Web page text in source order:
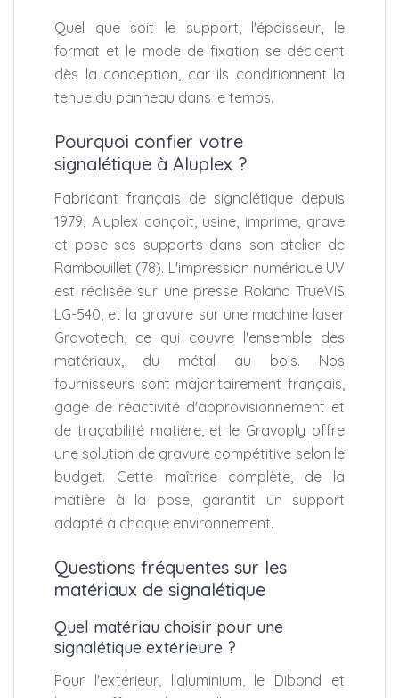
Quel que soit le support, l'épaisseur, le
format et le mode de fixation se décident
dès la conception, car ils conditionnent la
tenue du panneau dans le temps.
Pourquoi confier votre
signalétique à Aluplex ?
Fabricant français de signalétique depuis
1979, Aluplex conçoit, usine, imprime, grave
et pose ses supports dans son atelier de
Rambouillet (78). L'impression numérique UV
est réalisée sur une presse Roland TrueVIS
LG-540, et la gravure sur une machine laser
Gravotech, ce qui couvre l'ensemble des
matériaux, du métal au bois. Nos
fournisseurs sont majoritairement français,
gage de réactivité d'approvisionnement et
de traçabilité matière, et le Gravoply offre
une solution de gravure compétitive selon le
budget. Cette maîtrise complète, de la
matière à la pose, garantit un support
adapté à chaque environnement.
Questions fréquentes sur les
matériaux de signalétique
Quel matériau choisir pour une
signalétique extérieure ?
Pour l'extérieur, l'aluminium, le Dibond et